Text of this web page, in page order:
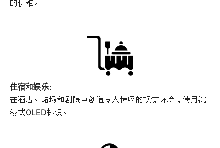
的优雅。
住宿和娱乐:
在酒店、赌场和剧院中创造令人惊叹的视觉环境，使用沉
浸式OLED标识。